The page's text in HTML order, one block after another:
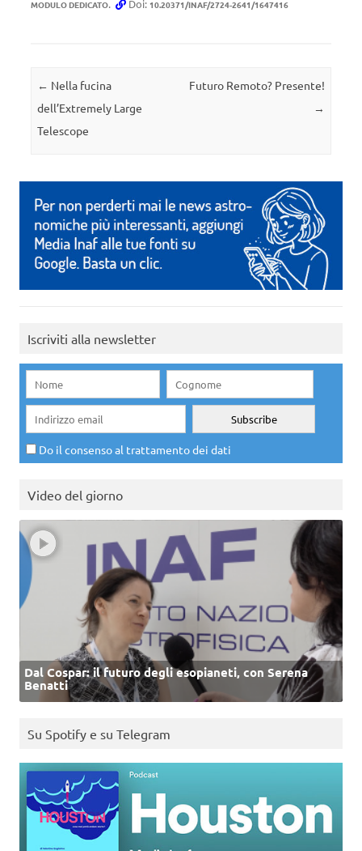
MODULO DEDICATO. Doi: 10.20371/INAF/2724-2641/1647416
Navigazione articolo
← Nella fucina
dell’Extremely Large
Telescope
Futuro Remoto? Presente!
→
Iscriviti alla newsletter
Do il consenso al trattamento dei dati
Video del giorno
Dal Cospar: il futuro degli esopianeti, con Serena
Benatti
Su Spotify e su Telegram